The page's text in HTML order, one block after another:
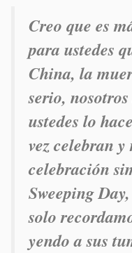
Creo que es
para ustedes
China, la
serio,
ustedes lo
vez celebran
celebración
Sweeping
solo
yendo a sus